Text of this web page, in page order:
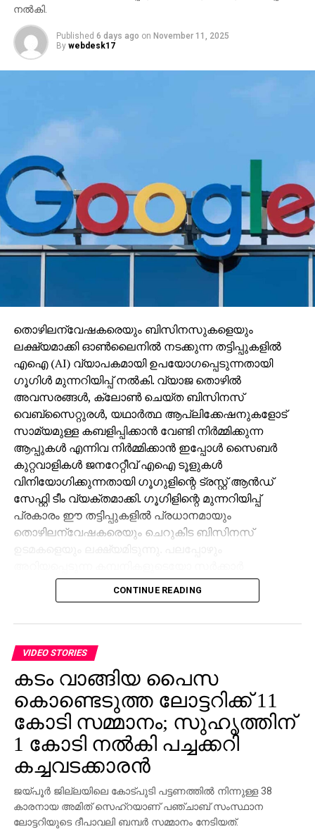
നല്‍കി.
Published 6 days ago on November 11, 2025
By webdesk17
തൊഴിലന്വേഷകരെയും ബിസിനസുകളെയും
ലക്ഷ്യമാക്കി ഓണ്‍ലൈനില്‍ നടക്കുന്ന തട്ടിപ്പുകളില്‍
എഐ (AI) വ്യാപകമായി ഉപയോഗപ്പെടുന്നതായി
ഗൂഗിള്‍ മുന്നറിയിപ്പ് നല്‍കി. വ്യാജ തൊഴില്‍
അവസരങ്ങള്‍, ക്ലോണ്‍ ചെയ്ത ബിസിനസ്
വെബ്‌സൈറ്റുരള്‍, യഥാര്‍ത്ഥ ആപ്ലിക്കേഷനുകളോട്
സാമ്യമുള്ള കബളിപ്പിക്കാന്‍ വേണ്ടി നിര്‍മ്മിക്കുന്ന
ആപ്പുകള്‍ എന്നിവ നിര്‍മ്മിക്കാന്‍ ഇപ്പോള്‍ സൈബര്‍
കുറ്റവാളികള്‍ ജനറേറ്റീവ് എഐ ടൂളുകള്‍
വിനിയോഗിക്കുന്നതായി ഗൂഗുളിന്റെ ട്രസ്റ്റ് ആന്‍ഡ്
സേഫ്റ്റി ടീം വ്യക്തമാക്കി. ഗൂഗിളിന്റെ മുന്നറിയിപ്പ്
പ്രകാരം ഈ തട്ടിപ്പുകളില്‍ പ്രധാനമായും
തൊഴിലന്വേഷകരെയും ചെറുകിട ബിസിനസ്
ഏജന്‍സികളുടെയോ പേരില്‍ വ്യാജ ജോലി
ലിസ്റ്റിംഗുകള്‍ സൃഷ്ടിക്കപ്പെടുന്നു. ഇരകളോട്
ആവശ്യപ്പെടുന്നതാണ് സാധാരണ രീതി. ചിലര്‍
മാല്‍വെയര്‍ ഇന്‍സ്റ്റാള്‍ ചെയ്യാനോ ഡാറ്റ
മോഷ്ടിക്കാനോ ലക്ഷ്യമിട്ടുള്ള വ്യാജ അഭിമുഖ
സോഫ്റ്റ്‌വെയറുകളും അയക്കുന്നു. ഇത്തരം തട്ടിപ്പുകള്‍
വ്യക്തികള്‍ക്കും സ്ഥാപനങ്ങള്‍ക്കും ഗുരുതരമായ
ഭീഷണിയാണെന്ന് ഗൂഗിള്‍ മുന്നറിയിപ്പ് നല്‍കി.
നിയമാനുസൃത തൊഴിലുടമകള്‍ ഒരിക്കലും സാമ്പത്തിക
വിവരങ്ങളോ പേയ്‌മെന്റെ് ആവശ്യങ്ങളോ
ഉന്നയിക്കില്ലെന്നും ഉപയോക്താക്കള്‍ ഓണ്‍ലൈനില്‍
കൂടുതല്‍ ജാഗ്രത പാലിക്കണമെന്നും ഗൂഗിള്‍
വ്യക്തമാക്കി.
CONTINUE READING
VIDEO STORIES
കടം വാങ്ങിയ പൈസ
കൊണ്ടെടുത്ത ലോട്ടറിക്ക് 11
കോടി സമ്മാനം; സുഹൃത്തിന്
1 കോടി നല്‍കി പച്ചക്കറി
കച്ചവടക്കാരന്‍
ജയ്പൂര്‍ ജില്ലയിലെ കോട്പുടി പട്ടണത്തില്‍ നിന്നുള്ള 38
കാരനായ അമിത് സെഹ്‌റയാണ് പഞ്ചാബ് സംസ്ഥാന
ലോട്ടറിയുടെ ദീപാവലി ബമ്പര്‍ സമ്മാനം നേടിയത്.